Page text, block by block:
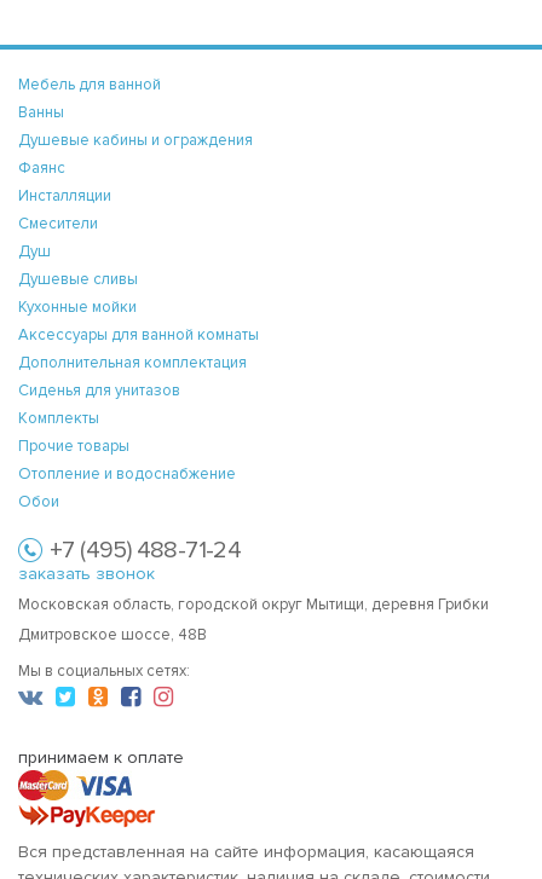
Мебель для ванной
Ванны
Душевые кабины и ограждения
Фаянс
Инсталляции
Смесители
Душ
Душевые сливы
Кухонные мойки
Аксессуары для ванной комнаты
Дополнительная комплектация
Сиденья для унитазов
Комплекты
Прочие товары
Отопление и водоснабжение
Обои
+7 (495) 488-71-24
заказать звонок
Московская область, городской округ Мытищи, деревня Грибки
Дмитровское шоссе, 48В
Мы в социальных сетях:
принимаем к оплате
Вся представленная на сайте информация, касающаяся